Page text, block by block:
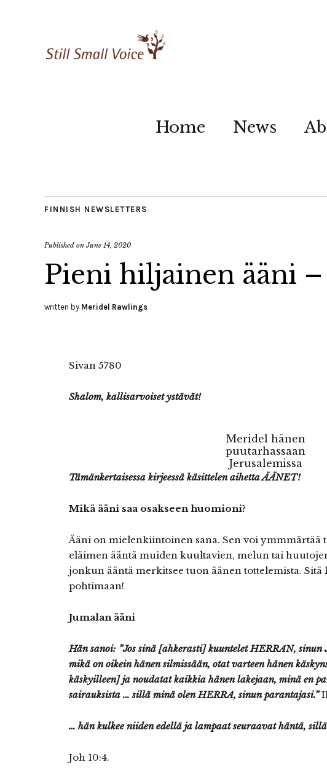
Home News
FINNISH NEWSLETTERS
Published onJune 14, 2020
Pieni hiljainen ääni
written by Meridel Rawlings
Sivan 5780
Shalom, kallisarvoiset ystävät!
Meridel hänen
puutarhassaan
Jerusalemissa
Tämänkertaisessa kirjeessä käsittelen aihetta ÄÄNET!
Mikä ääni saa osakseen huomioni?
Ääni on mielenkiintoinen sana. Sen voi ymmmärtää
eläimen ääntä muiden kuultavien, melun tai
jonkun ääntä merkitsee tuon äänen tottelemista. Sitä
pohtimaan!
Jumalan ääni
Hän sanoi: ”Jos sinä [ahkerasti] kuuntelet HERRAN, sinun
mikä on oikein hänen silmissään, otat varteen hänen
käskyilleen] ja noudatat kaikkia hänen lakejaan, minä en
sairauksista … sillä minä olen HERRA, sinun parantajasi.”
… hän kulkee niiden edellä ja lampaat seuraavat häntä,
Joh 10:4.